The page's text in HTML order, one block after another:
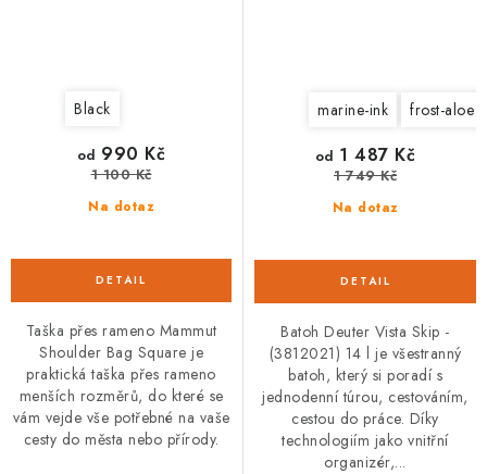
Black
Na dotaz
od 990 Kč
1 100 Kč
Taška přes rameno Mammut
Shoulder Bag Square je
praktická taška přes rameno
menších rozměrů, do které se
vám vejde vše potřebné na vaše
cesty do města nebo přírody.
marine-ink frost-aloe
Na dotaz
od 1 487 Kč
1 749 Kč
Batoh Deuter Vista Skip -
(3812021) 14 l je všestranný
batoh, který si poradí s
jednodenní túrou, cestováním,
cestou do práce. Díky
technologiím jako vnitřní
organizér,...